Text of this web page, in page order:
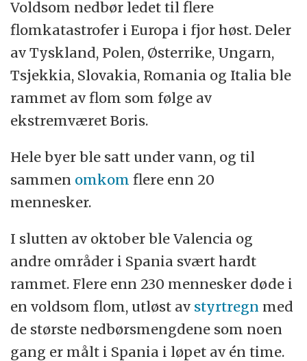
Voldsom nedbør ledet til flere
flomkatastrofer i Europa i fjor høst. Deler
av Tyskland, Polen, Østerrike, Ungarn,
Tsjekkia, Slovakia, Romania og Italia ble
rammet av flom som følge av
ekstremværet Boris.
Hele byer ble satt under vann, og til
sammen omkom flere enn 20
mennesker.
I slutten av oktober ble Valencia og
andre områder i Spania svært hardt
rammet. Flere enn 230 mennesker døde i
en voldsom flom, utløst av styrtregn med
de største nedbørsmengdene som noen
gang er målt i Spania i løpet av én time.